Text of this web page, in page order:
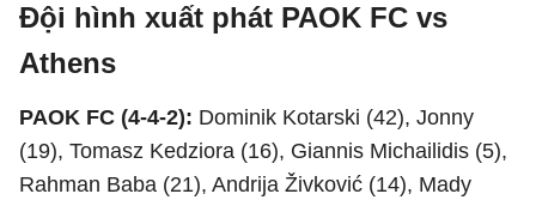
Đội hình xuất phát PAOK FC vs
Athens
PAOK FC (4-4-2): Dominik Kotarski (42), Jonny
(19), Tomasz Kedziora (16), Giannis Michailidis (5),
Rahman Baba (21), Andrija Živković (14), Mady